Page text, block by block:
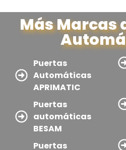
Más Marcas
Puertas
Automáticas
APRIMATIC
Puertas
automáticas
BESAM
Puertas